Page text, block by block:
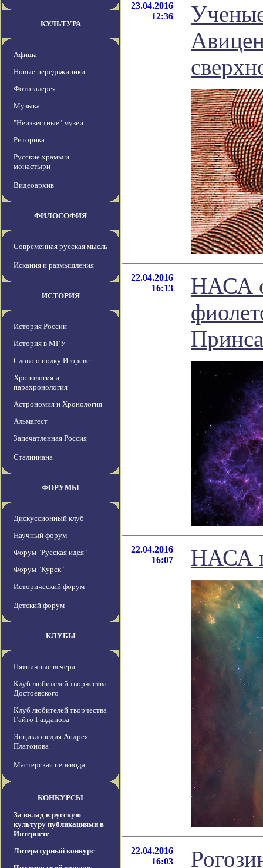
КУЛЬТУРА
Афиша
Новые передвжиники
Фотогалерея
Музыка
"Неизвестные" музеи
Риторика
Русские храмы и
монастыри
Видеоархив
ФИЛОСОФИЯ
Современная русская мысль
Искания и размышления
ИСТОРИЯ
История России
История в МГУ
Слово о полку Игореве
Хронология и
парахронология
Астрономия и Хронология
Альмагест
Запечатленная Россия
Сталиниана
ФОРУМЫ
Дискуссионный клуб
Научный форум
Форум "Русская идея"
Форум "Курск"
Исторический форум
Детский форум
КЛУБЫ
Пятничные вечера
Клуб любителей творчества
Достоевского
Клуб любителей творчества
Гайто Газданова
Энциклопедия Андрея
Платонова
Мастерская перевода
КОНКУРСЫ
За вклад в русскую
культуру публикациями в
Интернете
Литературный конкурс
23.04.2016
12:36
22.04.2016
16:13
НАСА
Принса
22.04.2016
16:07
НАСА
22.04.2016
16:03